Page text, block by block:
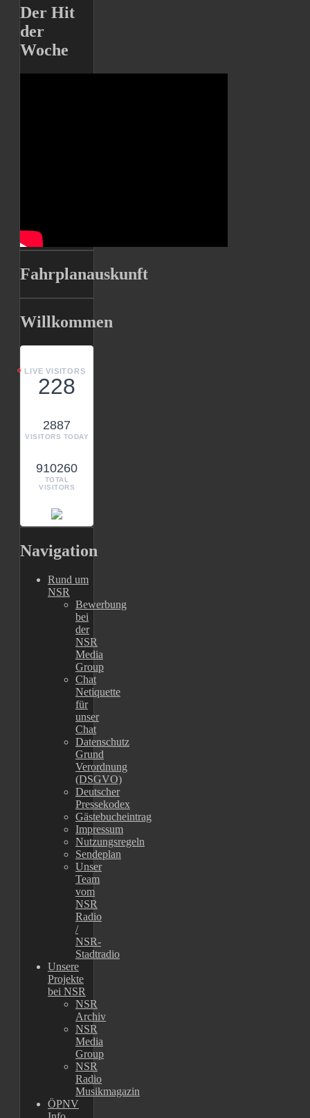
Der Hit
der
Woche
Fahrplanauskunft
Willkommen
LIVE VISITORS
228
2887
VISITORS TODAY
910260
TOTAL
VISITORS
Navigation
Rund um
NSR
Bewerbung
bei
der
NSR
Media
Group
Chat
Netiquette
für
unser
Chat
Datenschutz
Grund
Verordnung
(DSGVO)
Deutscher
Pressekodex
Gästebucheintrag
Impressum
Nutzungsregeln
Sendeplan
Unser
Team
vom
NSR
Radio
/
NSR-
Stadtradio
Unsere
Projekte
bei NSR
NSR
Archiv
NSR
Media
Group
NSR
Radio
Musikmagazin
ÖPNV